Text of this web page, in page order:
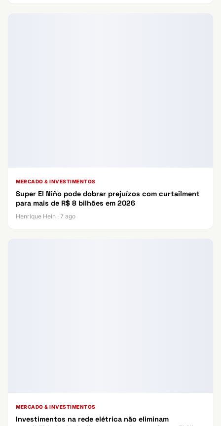
MERCADO & INVESTIMENTOS
Super El Niño pode dobrar prejuízos com curtailment
para mais de R$ 8 bilhões em 2026
Henrique Hein · 7 ago
MERCADO & INVESTIMENTOS
Investimentos na rede elétrica não eliminam